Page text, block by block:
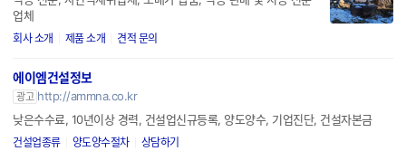
업체
회사 소개 제품 소개 견적 문의
에이엠건설정보
광고 http://ammna.co.kr
낮은수수료, 10년이상 경력, 건설업신규등록, 양도양수, 기업진단, 건설자본금
건설업종류 양도양수절차 상담하기